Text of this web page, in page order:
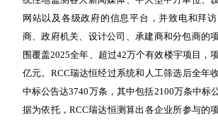
网站以及各级政府的信息平台，并致电和拜
商、政府机关、设计公司、承建商和分包商的
围覆盖2025全年、超过42万个有效楼宇项目，
亿元。RCC瑞达恒经过系统和人工筛选后全年
中标公告达3740万条，其中包括2100万条中标
据为依托，RCC瑞达恒测算出各企业所参与的